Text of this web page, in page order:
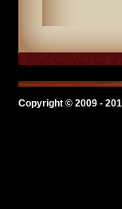
Copyright © 2009 -